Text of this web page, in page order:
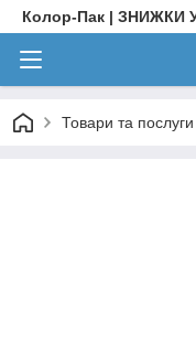
Колор-Пак | ЗНИЖКИ
Товари та послуги